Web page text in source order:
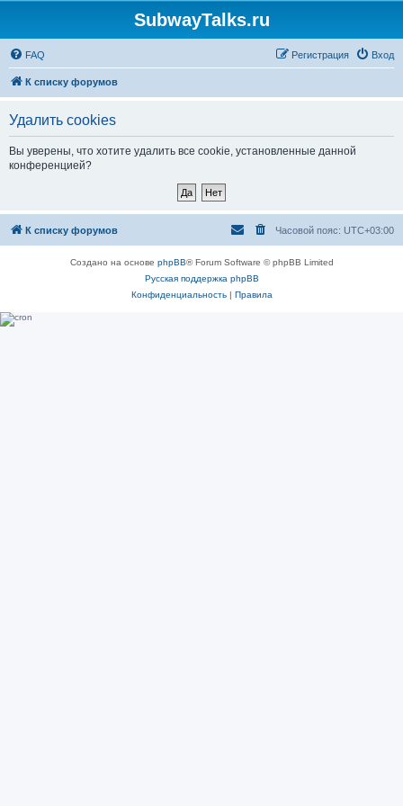
SubwayTalks.ru
FAQ Вход
Регистрация
К списку форумов
Удалить cookies
Вы уверены, что хотите удалить все cookie, установленные данной
конференцией?
К списку форумов Часовой пояс: UTC+03:00
Создано на основе phpBB® Forum Software © phpBB Limited
Русская поддержка phpBB
Конфиденциальность| Правила